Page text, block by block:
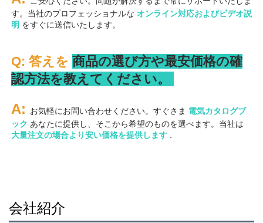
す。当社のプロフェッショナルな オンライン対応およびビデオ説
明 をすぐに送信いたします。
Q: 答えを 商品の選び方や最安価格の確
認方法を教えてください。
A: お気軽にお問い合わせください。すぐさま 電気カタログブ
ック
大量注文の場合より安い価格を提供します .
会社紹介